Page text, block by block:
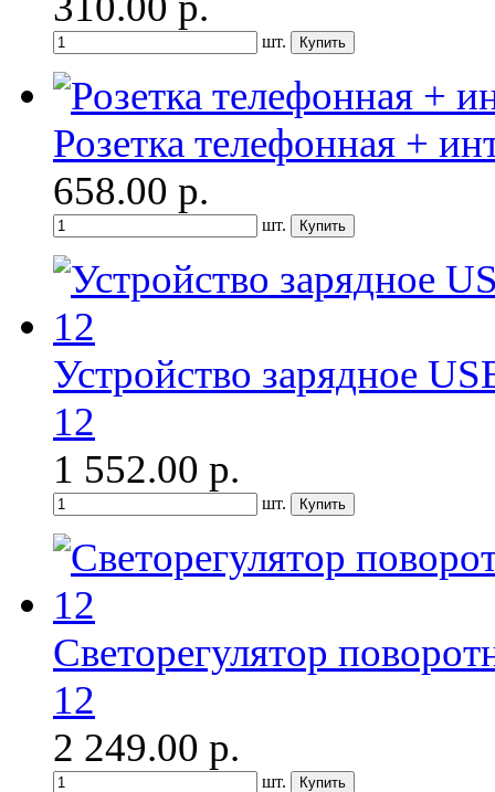
шт.
Розетка телефонная +
658.00 р.
шт.
Устройство зарядное
12
1 552.00 р.
шт.
Светорегулятор
12
2 249.00 р.
шт.